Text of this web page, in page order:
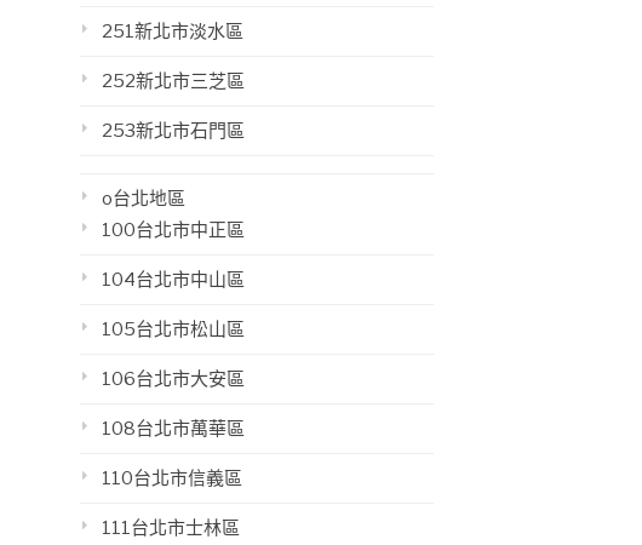
251新北市淡水區
252新北市三芝區
253新北市石門區
o台北地區
100台北市中正區
104台北市中山區
105台北市松山區
106台北市大安區
108台北市萬華區
110台北市信義區
111台北市士林區